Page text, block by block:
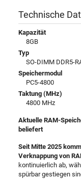
Technische
Kapazität
8GB
Typ
SO-DIMM DDR5-
Speichermodul
PC5-4800
Taktung (MHz)
4800 MHz
Aktuelle RAM-
beliefert
Seit Mitte 2025
Verknappung von
kontinuierlich ab,
spürbar gestiegen